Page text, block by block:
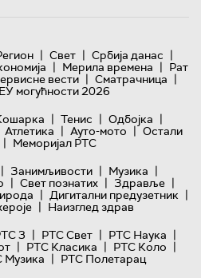
| Свет | Србија данас |
| Мерила времена | Рат
вести | Сматрачница |
ЕУ могућности 2026
| Тенис | Одбојка |
Атлетика | Ауто-мото | Остали
| Меморијал РТС
| Занимљивости | Музика |
| Свет познатих | Здравље |
| Дигитални предузетник |
| Наизглед здрав
3 | РТС Свет | РТС Наука |
| РТС Класика | РТС Коло |
Музика | РТС Полетарац